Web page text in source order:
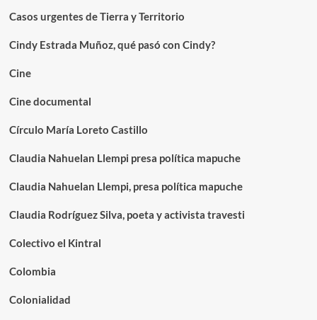
Casos urgentes de Tierra y Territorio
Cindy Estrada Muñoz, qué pasó con Cindy?
Cine
Cine documental
Círculo María Loreto Castillo
Claudia Nahuelan Llempi presa política mapuche
Claudia Nahuelan Llempi, presa política mapuche
Claudia Rodríguez Silva, poeta y activista travesti
Colectivo el Kintral
Colombia
Colonialidad